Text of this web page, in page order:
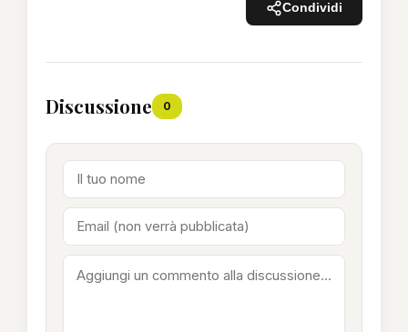
Condividi
Discussione 0